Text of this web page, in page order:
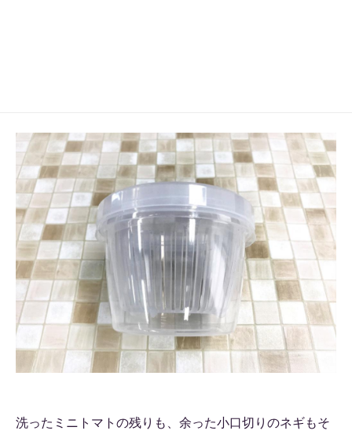
洗ったミニトマトの残りも、余った小口切りのネギもそ